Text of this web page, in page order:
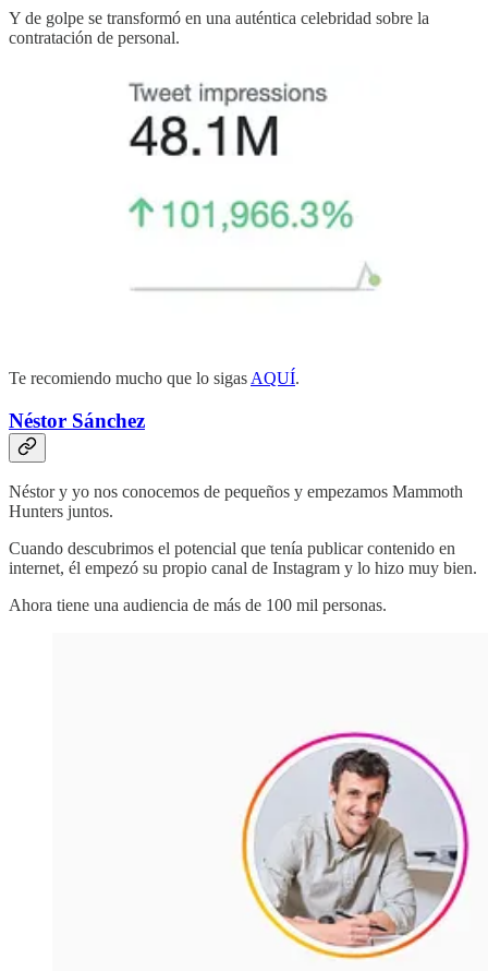
Y de golpe se transformó en una auténtica celebridad sobre la
contratación de personal.
Te recomiendo mucho que lo sigas AQUÍ.
Néstor Sánchez
Néstor y yo nos conocemos de pequeños y empezamos Mammoth
Hunters juntos.
Cuando descubrimos el potencial que tenía publicar contenido en
internet, él empezó su propio canal de Instagram y lo hizo muy bien.
Ahora tiene una audiencia de más de 100 mil personas.